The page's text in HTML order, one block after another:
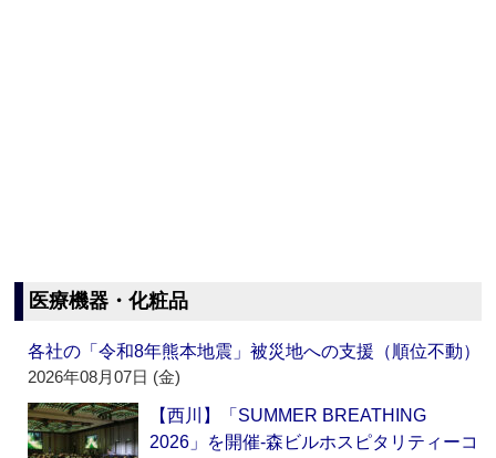
医療機器・化粧品
各社の「令和8年熊本地震」被災地への支援（順位不動）
2026年08月07日 (金)
【西川】「SUMMER BREATHING
2026」を開催‐森ビルホスピタリティーコ